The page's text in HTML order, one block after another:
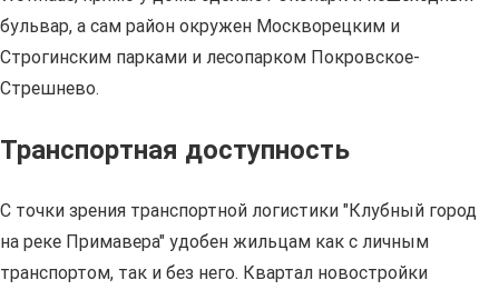
бульвар, а сам район окружен Москворецким и
Строгинским парками и лесопарком Покровское-
Стрешнево.
Транспортная доступность
С точки зрения транспортной логистики "Клубный город
на реке Примавера" удобен жильцам как с личным
транспортом, так и без него. Квартал новостройки